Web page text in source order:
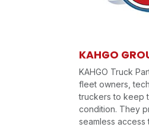
KAHGO
KAHGO Truck
fleet owners,
truckers to keep
condition. They
seamless access